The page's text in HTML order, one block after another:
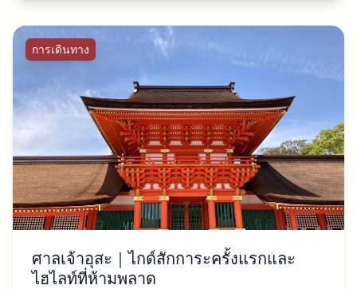
การเดินทาง
ศาลเจ้าอุสะ｜ไกด์สักการะครั้งแรกและ
ไฮไลท์ที่ห้ามพลาด